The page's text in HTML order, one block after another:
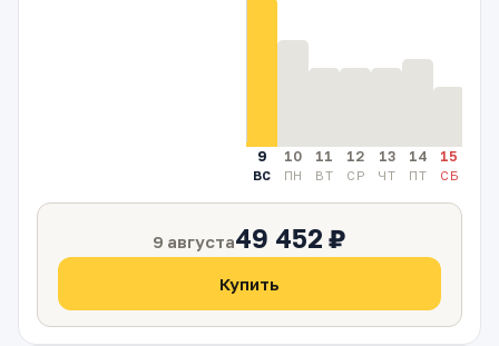
9
ВС
10
ПН
11
ВТ
12
СР
13
ЧТ
14
ПТ
15
СБ
9 августа49 452 ₽
Купить